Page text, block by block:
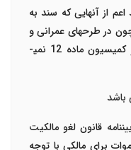
اعم از آن­هایی که سند به
در طرح­های عمرانی و
عمومی استفاده می­شوند قابل طرح در کمیسیون ماده 12 نمی­
باشد
آیین­نامه قانون لغو مالکیت
برای مالکی با توجه